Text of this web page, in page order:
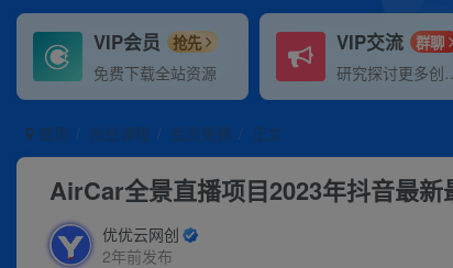
VIP会员 抢先
免费下载全站资源
VIP交流 群聊
研究探讨
首页 创业课程 会员免费 正文
AirCar全景直播项目2023年抖音最新
优优云网创
2年前发布